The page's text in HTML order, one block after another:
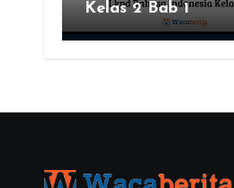
Kelas 2 Bab 1